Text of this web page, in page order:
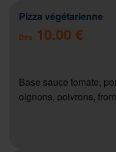
Pizza végétarienne
Dès 10.00 €
Base sauce tomate,
oignons, poivrons,